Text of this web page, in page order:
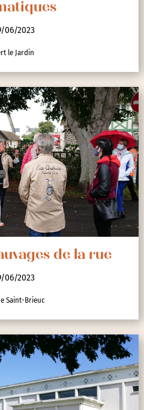
06/2023
le Jardin
de la rue
06/2023
Saint-Brieuc